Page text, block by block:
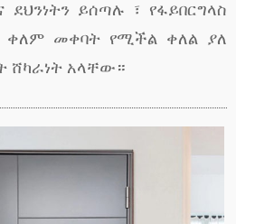
ደህንነትን ይሰጣሉ ፣ የፋይበርግላስ
መቀባት የሚችል ቀለል ያለ
ሸካራነት አላቸው።